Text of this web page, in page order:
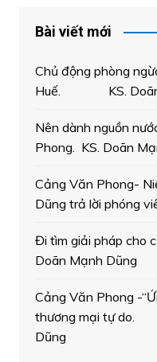
Bài viết mới
Chủ động phòng
Huế. KS. Doãn
Nên dành nguồn
Phong. KS. Doãn
Cảng Văn Phong-
Dũng trả lời phóng
Đi tìm giải pháp cho
Doãn Mạnh Dũng
Cảng Văn Phong -
thương mại tự
Dũng